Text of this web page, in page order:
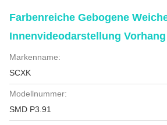
Farbenreiche Gebogene
Innenvideodarstellung
Markenname:
SCXK
Modellnummer:
SMD P3.91